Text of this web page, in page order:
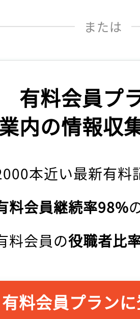
または
有料会員プ
内の情報収
本近い最新有料
料会員継続率98%
料会員の役職者比
有料会員プラン